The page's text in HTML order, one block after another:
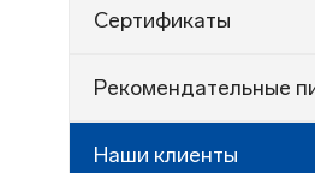
Сертификаты
Рекомендательные
Наши клиенты